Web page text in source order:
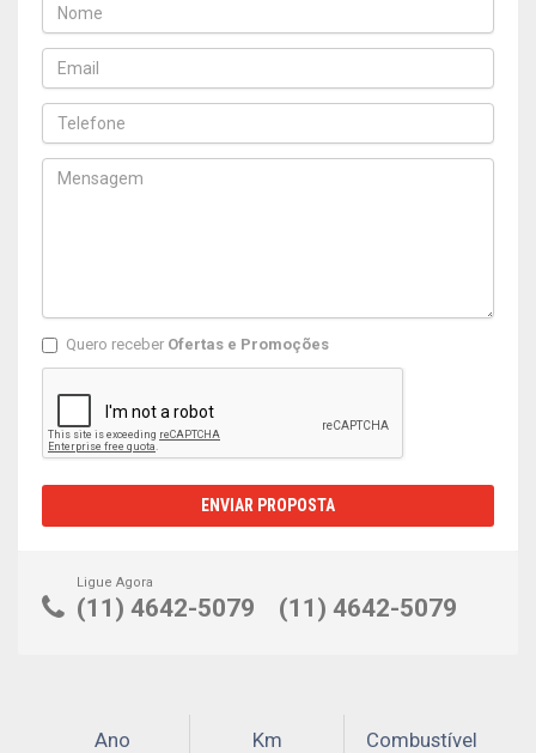
Quero receber Ofertas e Promoções
ENVIAR PROPOSTA
Ligue Agora
(11) 4642-5079 (11) 4642-5079
Ano Km Combustível